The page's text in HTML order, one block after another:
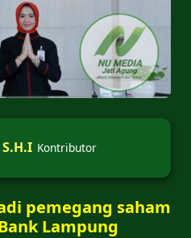
Kontributor
pemegang saham
Lampung